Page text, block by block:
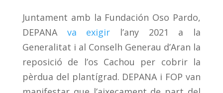
Juntament amb la Fundación Oso Pardo,
DEPANA va exigir l’any 2021 a la
Generalitat i al Conselh Generau d’Aran la
reposició de l’os Cachou per cobrir la
pèrdua del plantígrad. DEPANA i FOP van